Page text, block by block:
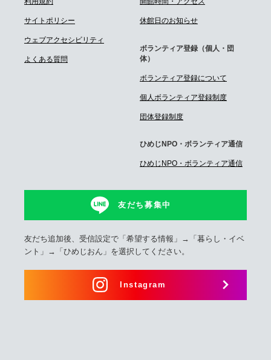
サイトポリシー
ウェブアクセシビリティ
よくある質問
休館日のお知らせ
ボランティア登録（個人・団
体）
ボランティア登録について
個人ボランティア登録制度
団体登録制度
ひめじNPO・ボランティア通信
ひめじNPO・ボランティア通信
友だち募集中
友だち追加後、受信設定で「希望する情報」→「暮らし・イベ
ント」→「ひめじおん」を選択してください。
Instagram